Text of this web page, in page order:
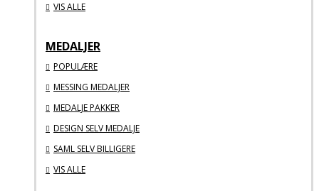
VIS ALLE
MEDALJER
POPULÆRE
MESSING MEDALJER
MEDALJE PAKKER
DESIGN SELV MEDALJE
SAML SELV BILLIGERE
VIS ALLE